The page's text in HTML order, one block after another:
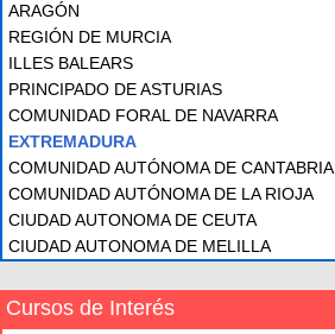
ARAGÓN
REGIÓN DE MURCIA
ILLES BALEARS
PRINCIPADO DE ASTURIAS
COMUNIDAD FORAL DE NAVARRA
EXTREMADURA
COMUNIDAD AUTÓNOMA DE CANTABRIA
COMUNIDAD AUTÓNOMA DE LA RIOJA
CIUDAD AUTONOMA DE CEUTA
CIUDAD AUTONOMA DE MELILLA
Cursos de Interés